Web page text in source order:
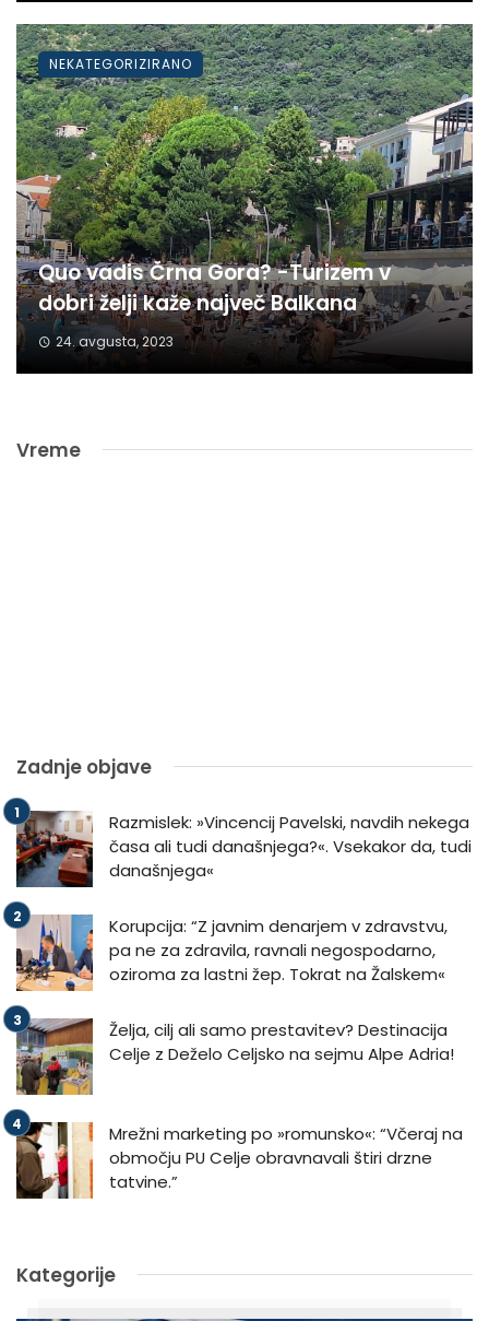
Quo vadis Črna Gora? -Turizem v
dobri želji kaže največ Balkana
24. avgusta, 2023
NEKATEGORIZIRANO
Vreme
Zadnje objave
Razmislek: »Vincencij Pavelski, navdih nekega
časa ali tudi današnjega?«. Vsekakor da, tudi
današnjega«
Korupcija: “Z javnim denarjem v zdravstvu,
pa ne za zdravila, ravnali negospodarno,
oziroma za lastni žep. Tokrat na Žalskem«
Želja, cilj ali samo prestavitev? Destinacija
Celje z Deželo Celjsko na sejmu Alpe Adria!
Mrežni marketing po »romunsko«: “Včeraj na
območju PU Celje obravnavali štiri drzne
tatvine.”
Kategorije